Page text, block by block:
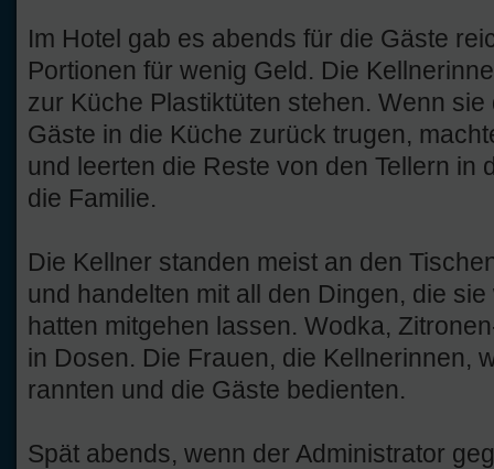
Im Hotel gab es abends für die Gäste
Portionen für wenig Geld. Die
zur Küche Plastiktüten stehen. Wenn
Gäste in die Küche zurück trugen,
und leerten die Reste von den Tellern in
die Familie.
Die Kellner standen meist an den
und handelten mit all den Dingen, die
hatten mitgehen lassen. Wodka,
in Dosen. Die Frauen, die Kellnerinnen,
rannten und die Gäste bedienten.
Spät abends, wenn der Administrator